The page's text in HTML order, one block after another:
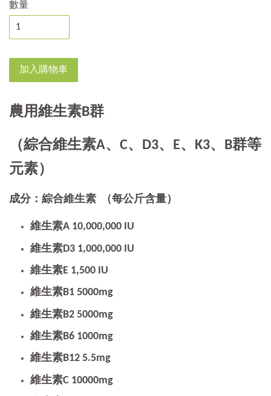
數量
加入購物車
農用維生素B群
（綜合維生素A、C、D3、E、K3、B群等
元素）
成分：綜合維生素 （每公斤含量）
維生素A 10,000,000 IU
維生素D3 1,000,000 IU
維生素E 1,500 IU
維生素B1 5000mg
維生素B2 5000mg
維生素B6 1000mg
維生素B12 5.5mg
維生素C 10000mg